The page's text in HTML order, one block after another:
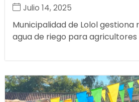
Julio 14, 2025
Municipalidad de Lolol gestiona
agua de riego para agricultores